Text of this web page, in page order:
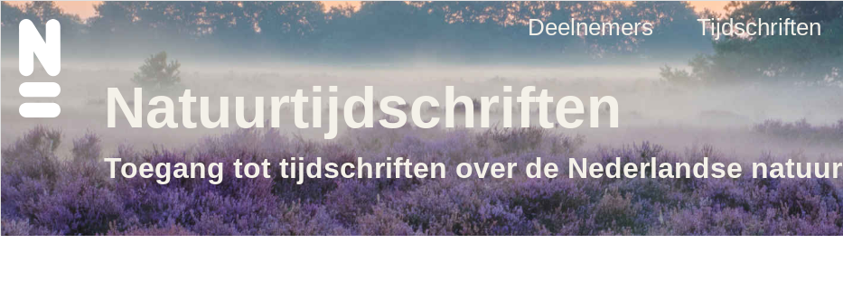
Deelnemers Tijdschriften
Natuurtijdschriften
Toegang tot tijdschriften over de Nederlandse natuur